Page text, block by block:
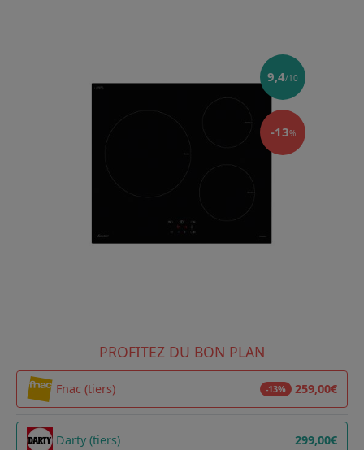
9,4/10
-13%
PROFITEZ DU BON PLAN
Fnac (tiers) -13% 259,00€
Darty (tiers) 299,00€